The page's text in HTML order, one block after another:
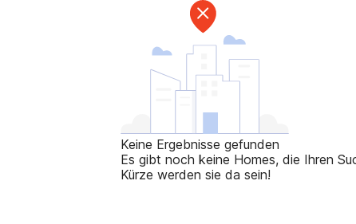
Keine Ergebnisse gefunden
Es gibt noch keine Homes, die Ihren
Kürze werden sie da sein!